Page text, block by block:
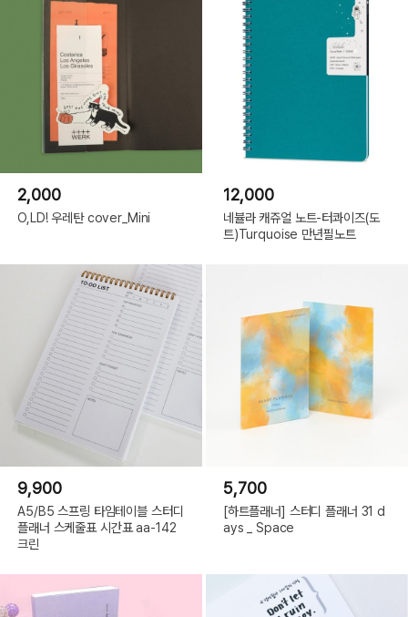
2,000
O,LD! 우레탄 cover_Mini
12,000
네뷸라 캐쥬얼 노트-터콰이즈(도
트)Turquoise 만년필노트
9,900
A5/B5 스프링 타임테이블 스터디
플래너 스케줄표 시간표 aa-142
크린
5,700
[하트플래너] 스터디 플래너 31 d
ays _ Space